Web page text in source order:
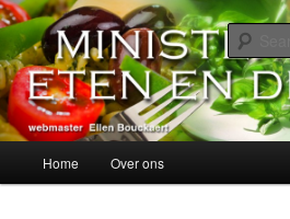
Skip
to
primary
content
Skip
to
secondary
contentMinisterie van Eten
alles over eten, drinken en andere
Home Over ons